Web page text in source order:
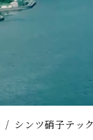
シンツ硝子テッ